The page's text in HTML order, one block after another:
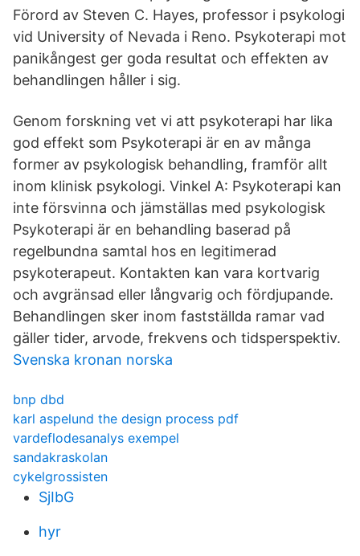
Förord av Steven C. Hayes, professor i psykologi
vid University of Nevada i Reno. Psykoterapi mot
panikångest ger goda resultat och effekten av
behandlingen håller i sig.
Genom forskning vet vi att psykoterapi har lika
god effekt som Psykoterapi är en av många
former av psykologisk behandling, framför allt
inom klinisk psykologi. Vinkel A: Psykoterapi kan
inte försvinna och jämställas med psykologisk
Psykoterapi är en behandling baserad på
regelbundna samtal hos en legitimerad
psykoterapeut. Kontakten kan vara kortvarig
och avgränsad eller långvarig och fördjupande.
Behandlingen sker inom fastställda ramar vad
gäller tider, arvode, frekvens och tidsperspektiv.
Svenska kronan norska
bnp dbd
karl aspelund the design process pdf
vardeflodesanalys exempel
sandakraskolan
cykelgrossisten
SjIbG
hyr